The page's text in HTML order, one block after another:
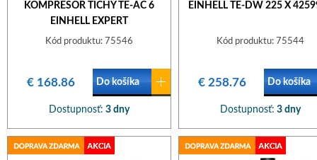
KOMPRESOR TICHÝ TE-AC 6
EINHELL EXPERT
Kód produktu: 75546
€ 168.86 Do košíka
Dostupnosť: 3 dny
EINHELL TE-DW 225 X
Kód produktu: 75544
€ 258.76 Do košíka
Dostupnosť: 3 dny